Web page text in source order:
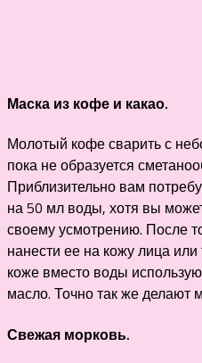
Маска из кофе и какао.
Молотый кофе сварить с
пока не образуется
Приблизительно вам
на 50 мл воды, хотя вы
своему усмотрению. После
нанести ее на кожу лица
коже вместо воды
масло. Точно так же делают
Свежая морковь.